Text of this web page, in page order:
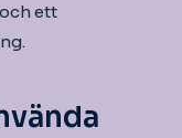
ett